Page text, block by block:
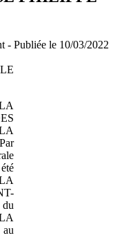
- Publiée le 10/03/2022